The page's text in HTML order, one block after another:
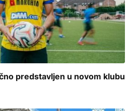
predstavljen u novom klubu